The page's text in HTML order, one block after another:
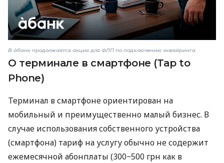
В àбанк продолжается акция для ФЛП по подключению эквайринга
О терминале в смартфоне (Tap to
Phone)
Терминал в смартфоне ориентирован на
мобильный и преимущественно малый бизнес. В
случае использования собственного устройства
(смартфона) тариф на услугу обычно не содержит
ежемесячной абонплаты (300−500 грн как в